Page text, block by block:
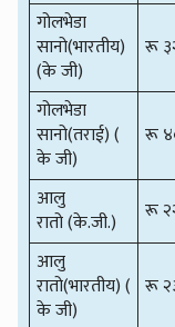
गोलभेडा
सानो(भारतीय)
(के जी)
रू
गोलभेडा
सानो(तराई) (
के जी)
रू
आलु
रातो (के.जी.)
रू
आलु
रातो(भारतीय) (
के जी)
रू